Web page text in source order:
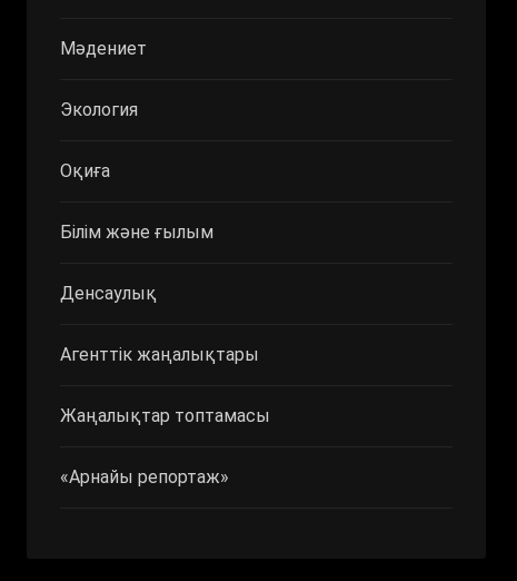
Мәдениет
Экология
Оқиға
Білім және ғылым
Денсаулық
Агенттік жаңалықтары
Жаңалықтар топтамасы
«Арнайы репортаж»